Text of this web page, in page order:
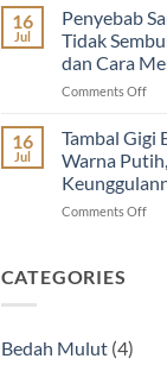
dan
Ini
16
Jul
Penyebab
Tidak
dan Cara
Comments Offon
dan
16
Jul
Tambal Gigi
Warna
Comments Offon
CATEGORIES
Bedah Mulut(4)